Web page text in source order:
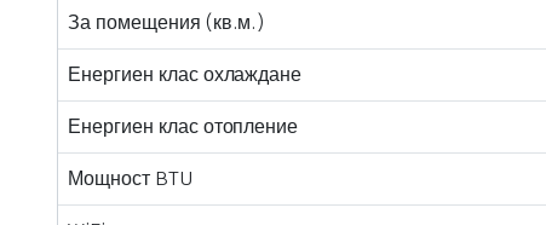
За помещения (кв.м.)
Енергиен клас охлаждане
Енергиен клас отопление
Мощност BTU